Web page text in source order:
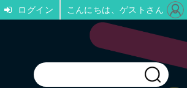
ログイン こんにちは、ゲストさん